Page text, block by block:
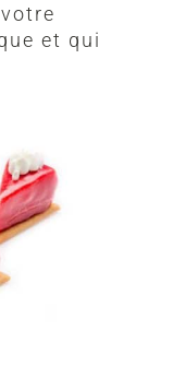
et qui